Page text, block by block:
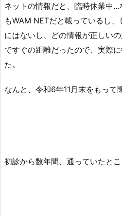
ネットの情報だと、臨時休業中
もWAM NETだと載っているし
にはないし、どの情報が正しい
ですぐの距離だったので、実際
た。
なんと、令和6年11月末をもって
初診から数年間、通っていたと